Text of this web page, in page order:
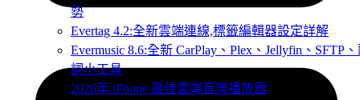
勢
Evertag 4.2:全新雲端連線,標籤編輯器設定詳解
Evermusic 8.6:全新 CarPlay、Plex、Jellyfin、SFTP
詞小工具
2026年 iPhone 最佳雲端音樂播放器